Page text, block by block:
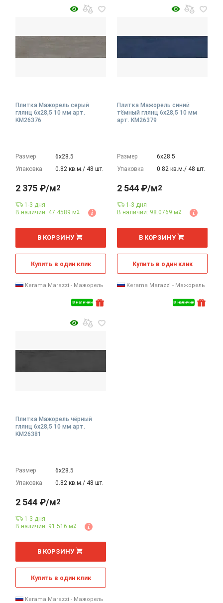
Плитка Мажорель серый
глянц 6x28,5 10 мм арт.
KM26376
Размер
6х28.5
Упаковка
0.82 кв.м./ 48 шт.
В наличии
2 375 ₽/м2
1-3 дня
В наличии: 47.4589 м2
м
В КОРЗИНУ
Купить в один клик
Kerama Marazzi - Мажорель
Плитка Мажорель синий
тёмный глянц 6x28,5 10 мм
арт. KM26379
Размер
6х28.5
Упаковка
0.82 кв.м./ 48 шт.
В наличии
2 544 ₽/м2
1-3 дня
В наличии: 98.0769 м2
м
В КОРЗИНУ
Купить в один клик
Kerama Marazzi - Мажорель
Плитка Мажорель чёрный
глянц 6x28,5 10 мм арт.
KM26381
Размер
6х28.5
Упаковка
0.82 кв.м./ 48 шт.
2 544 ₽/м2
1-3 дня
В наличии: 91.516 м2
м
В КОРЗИНУ
Купить в один клик
Kerama Marazzi - Мажорель